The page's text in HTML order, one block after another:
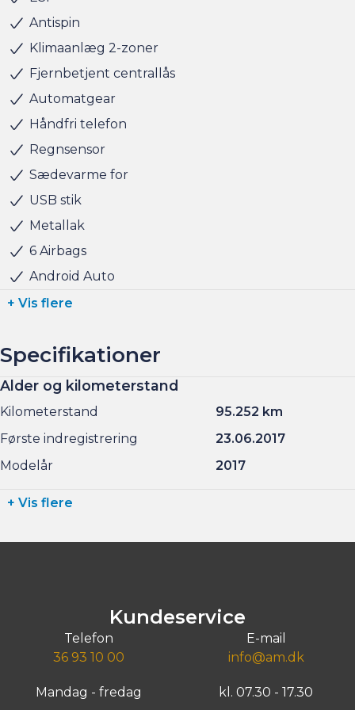
at snakke om handlen efterfølgende.
Altid 150 brugte biler på lager !
BILEN STÅR HOS ANDERSEN & MARTINI - TAASTRUP
Antispin
Klimaanlæg 2-zoner
Fjernbetjent centrallås
Automatgear
Håndfri telefon
Regnsensor
Sædevarme for
USB stik
Metallak
6 Airbags
Android Auto
+ Vis flere
Specifikationer
Alder og kilometerstand
Kilometerstand
95.252 km
Første indregistrering
23.06.2017
Modelår
2017
+ Vis flere
Kundeservice
Telefon
36 93 10 00
E-mail
info@am.dk
Mandag - fredag kl. 07.30 - 17.30